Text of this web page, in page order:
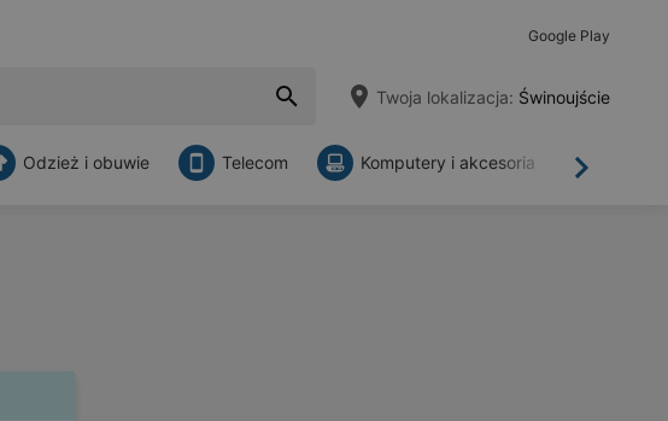
Google Play
Twoja lokalizacja: Świnoujście
Dalej
Odzież i obuwie Telecom Komputery i akcesoria